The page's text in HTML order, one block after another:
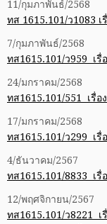
11/กุมภาพันธ์/2568
ทส 1615.101/ว1083
7/กุมภาพันธ์/2568
ทส1615.101/ว959 เ
24/มกราคม/2568
ทส1615.101/551 เรื่
17/มกราคม/2568
ทส1615.101/ว299 เ
4/ธันวาคม/2567
ทส1615.101/8833 เ
12/พฤศจิกายน/2567
ทส1615.101/ว8221